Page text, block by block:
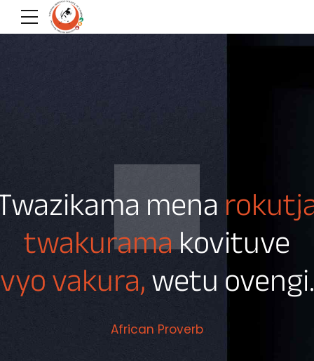
mena
twakuramakovituve
vyo vakura,wetu ovengi.
African Proverb